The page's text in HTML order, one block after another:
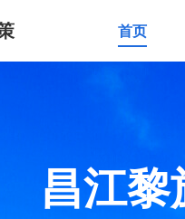
首页
昌江